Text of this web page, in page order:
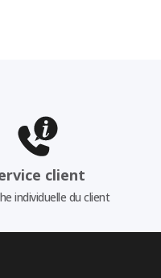
client
individuelle du client